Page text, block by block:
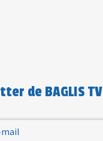
de BAGLIS TV